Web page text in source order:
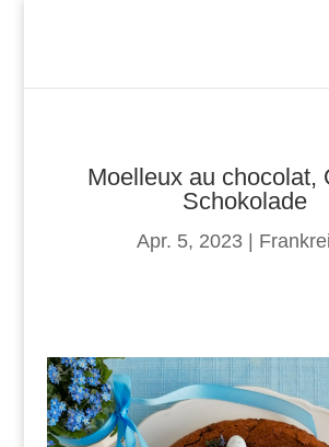
Moelleux au chocolat,
Schokolade
Apr. 5, 2023